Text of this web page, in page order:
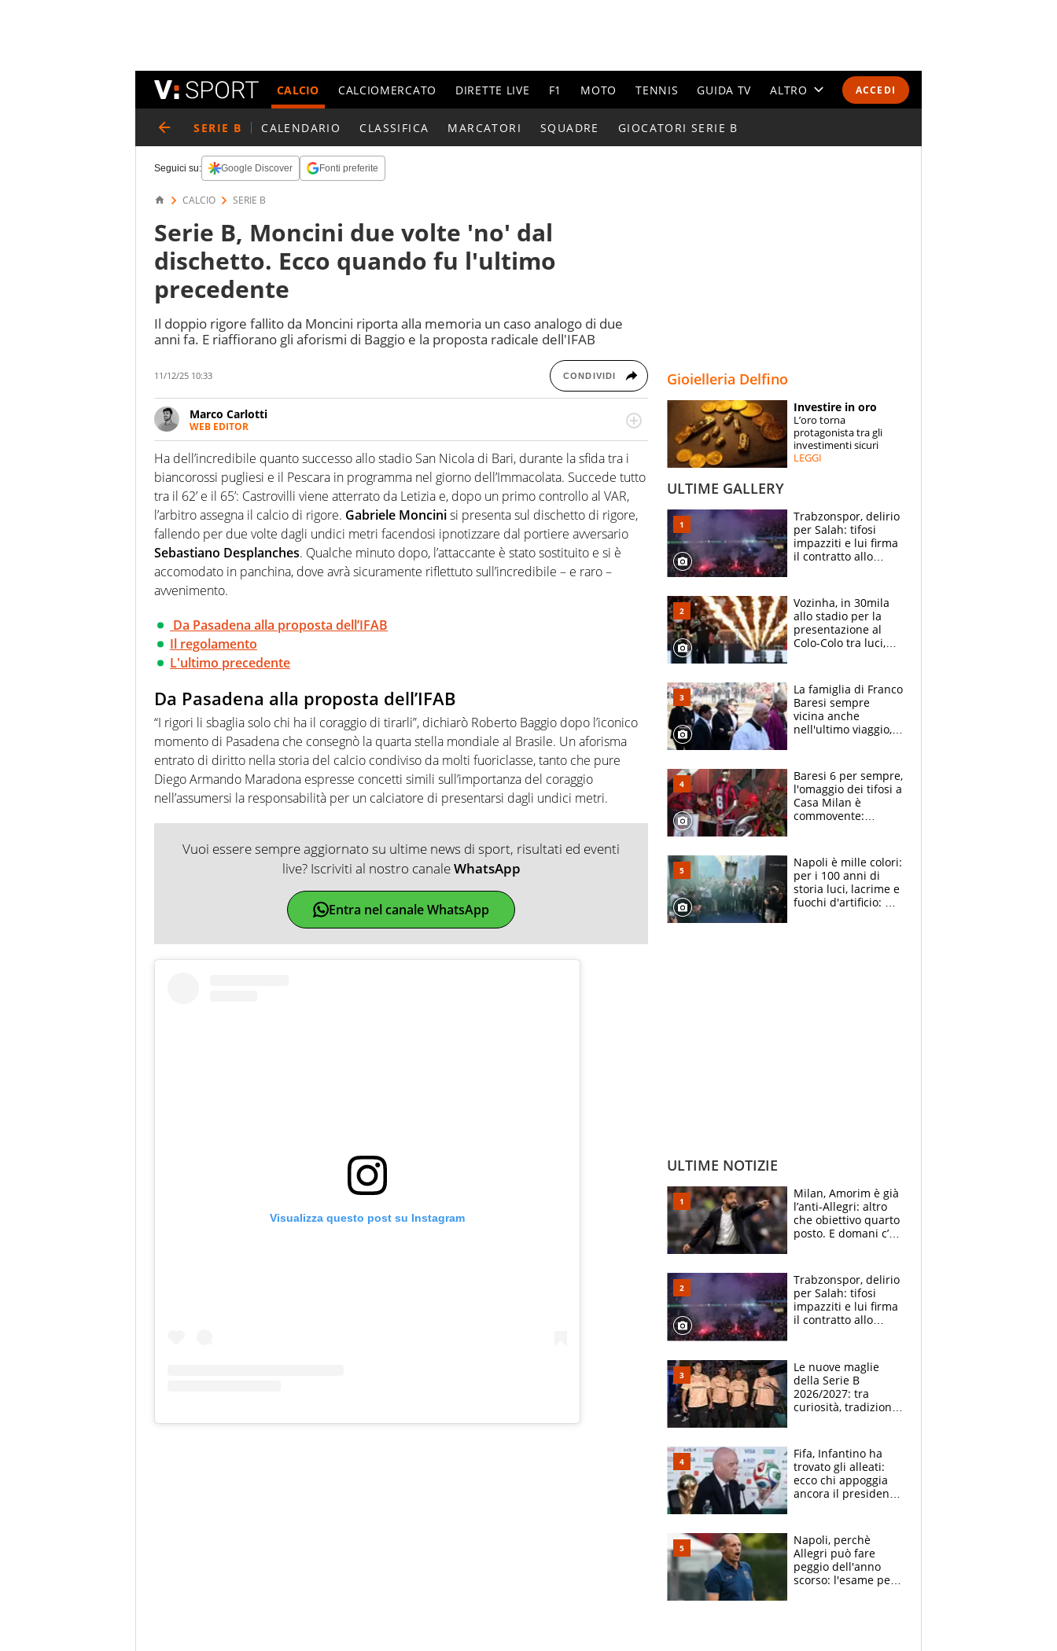
ACCEDI
CALCIO CALCIOMERCATO DIRETTE LIVE F1 MOTO TENNIS GUIDA TV ALTRO
ESPERTI
CONTATTI
SERIE B CALENDARIO CLASSIFICA MARCATORI SQUADRE GIOCATORI SERIE B
Seguici su: Google Discover Fonti preferite
CALCIO SERIE B
Serie B, Moncini due volte 'no' dal
dischetto. Ecco quando fu l'ultimo
precedente
Il doppio rigore fallito da Moncini riporta alla memoria un caso analogo di due
anni fa. E riaffiorano gli aforismi di Baggio e la proposta radicale dell'IFAB
11/12/25 10:33 CONDIVIDI
Marco Carlotti
WEB EDITOR
(Quasi) giornalista pubblicista, marchigiano d’origine ma bolognese - e rossoblù -
d’adozione. Osserva il calcio nella sua veste tecnica e tattica, ma ne racconta il lato
corporate e di comunicazione strategica
Ha dell’incredibile quanto successo allo stadio San Nicola di Bari, durante la sfida tra i
biancorossi pugliesi e il Pescara in programma nel giorno dell’Immacolata. Succede tutto
tra il 62’ e il 65’: Castrovilli viene atterrato da Letizia e, dopo un primo controllo al VAR,
l’arbitro assegna il calcio di rigore. Gabriele Moncinisi presenta sul dischetto di rigore,
fallendo per due volte dagli undici metri facendosi ipnotizzare dal portiere avversario
Sebastiano Desplanches. Qualche minuto dopo, l’attaccante è stato sostituito e si è
accomodato in panchina, dove avrà sicuramente riflettuto sull’incredibile – e raro –
avvenimento.
Da Pasadena alla proposta dell’IFAB
Il regolamento
L'ultimo precedente
Da Pasadena alla proposta dell’IFAB
“I rigori li sbaglia solo chi ha il coraggio di tirarli”, dichiarò Roberto Baggio dopo l’iconico
momento di Pasadena che consegnò la quarta stella mondiale al Brasile. Un aforisma
entrato di diritto nella storia del calcio condiviso da molti fuoriclasse, tanto che pure
Diego Armando Maradona espresse concetti simili sull’importanza del coraggio
nell’assumersi la responsabilità per un calciatore di presentarsi dagli undici metri.
Vuoi essere sempre aggiornato su ultime news di sport, risultati ed eventi
live? Iscriviti al nostro canaleWhatsApp
Entra nel canale WhatsApp
Visualizza questo post su Instagram
Gioielleria Delfino
Investire in oro
L’oro torna
protagonista tra gli
investimenti sicuri
LEGGI
ULTIME GALLERY
Trabzonspor, delirio
per Salah: tifosi
impazziti e lui firma
il contratto allo
Vozinha, in 30mila
allo stadio per la
presentazione al
Colo-Colo tra luci,
La famiglia di Franco
Baresi sempre
vicina anche
nell'ultimo viaggio,
circondati
dall'affetto dei tifosi
Baresi 6 per sempre,
l'omaggio dei tifosi a
Casa Milan è
commovente:
bigliettini
Napoli è mille colori:
per i 100 anni di
storia luci, lacrime e
fuochi d'artificio: De
ULTIME NOTIZIE
Milan, Amorim è già
l’anti-Allegri: altro
che obiettivo quarto
posto. E domani c’è
Trabzonspor, delirio
per Salah: tifosi
impazziti e lui firma
il contratto allo
Le nuove maglie
della Serie B
2026/2027: tra
curiosità, tradizione
Fifa, Infantino ha
trovato gli alleati:
ecco chi appoggia
ancora il presidente
Napoli, perchè
Allegri può fare
peggio dell'anno
scorso: l'esame per